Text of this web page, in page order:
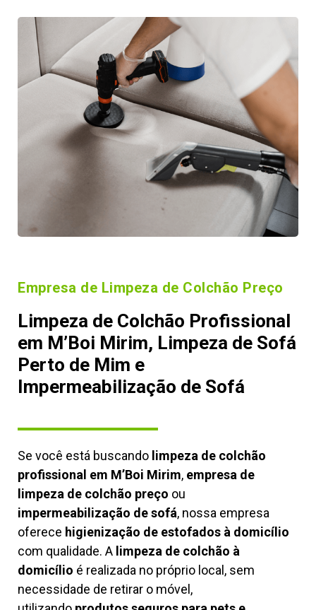
Empresa de Limpeza de Colchão Preço
Limpeza de Colchão Profissional
em M’Boi Mirim, Limpeza de Sofá
Perto de Mim e
Impermeabilização de Sofá
Se você está buscando limpeza de colchão
profissional em M’Boi Mirim, empresa de
limpeza de colchão preço ou
impermeabilização de sofá, nossa empresa
oferece higienização de estofados à domicílio
com qualidade. A limpeza de colchão à
domicílio é realizada no próprio local, sem
necessidade de retirar o móvel,